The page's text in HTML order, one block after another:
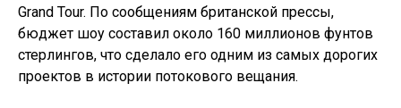
Grand Tour. По сообщениям британской прессы,
бюджет шоу составил около 160 миллионов фунтов
стерлингов, что сделало его одним из самых дорогих
проектов в истории потокового вещания.